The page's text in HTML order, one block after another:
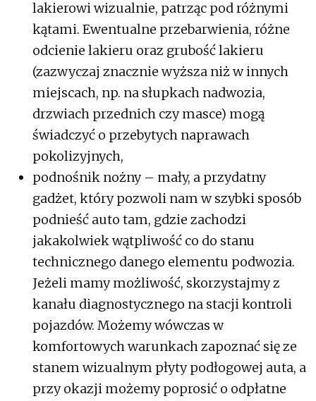
lakierowi wizualnie, patrząc pod różnymi
kątami. Ewentualne przebarwienia, różne
odcienie lakieru oraz grubość lakieru
(zazwyczaj znacznie wyższa niż w innych
miejscach, np. na słupkach nadwozia,
drzwiach przednich czy masce) mogą
świadczyć o przebytych naprawach
pokolizyjnych,
podnośnik nożny – mały, a przydatny
gadżet, który pozwoli nam w szybki sposób
podnieść auto tam, gdzie zachodzi
jakakolwiek wątpliwość co do stanu
technicznego danego elementu podwozia.
Jeżeli mamy możliwość, skorzystajmy z
kanału diagnostycznego na stacji kontroli
pojazdów. Możemy wówczas w
komfortowych warunkach zapoznać się ze
stanem wizualnym płyty podłogowej auta, a
przy okazji możemy poprosić o odpłatne